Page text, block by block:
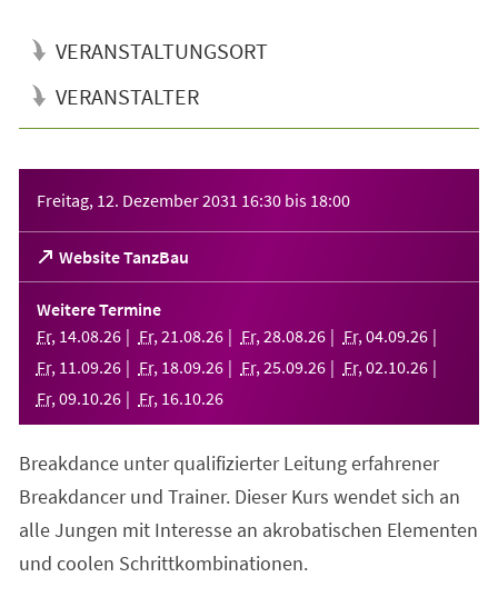
VERANSTALTUNGSORT
VERANSTALTER
Freitag, 12. Dezember 2031 16:30 bis 18:00
Website TanzBau
(Öffnet
in
einem
neuen
Tab)
Weitere Termine
Fr, 14.08.26 Fr, 21 .08.26 Fr, 28.08.26 Fr, 04.09.26
Fr, 11 .09.26 Fr, 18.09.26 Fr, 25.09.26 Fr, 02.10.26
Fr, 09.10.26 Fr, 16.10.26
Breakdance unter qualifizierter Leitung erfahrener
Breakdancer und Trainer. Dieser Kurs wendet sich an
alle Jungen mit Interesse an akrobatischen Elementen
und coolen Schrittkombinationen.